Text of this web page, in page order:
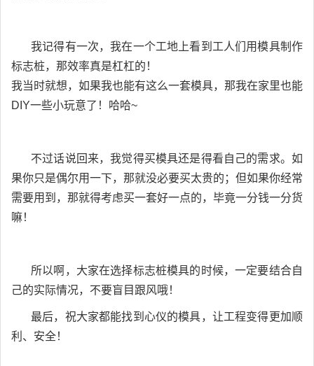
我记得有一次，我在一个工地上看到工人们用模具制作
标志桩，那效率真是杠杠的！
我当时就想，如果我也能有这么一套模具，那我在家里也能
DIY一些小玩意了！哈哈~
不过话说回来，我觉得买模具还是得看自己的需求。如
果你只是偶尔用一下，那就没必要买太贵的；但如果你经常
需要用到，那就得考虑买一套好一点的，毕竟一分钱一分货
嘛！
所以啊，大家在选择标志桩模具的时候，一定要结合自
己的实际情况，不要盲目跟风哦！
最后，祝大家都能找到心仪的模具，让工程变得更加顺
利、安全！